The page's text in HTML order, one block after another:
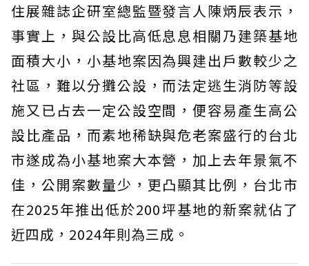
住展雜誌企研室總監暨發言人陳炳辰表示，
事實上，與公設比高低息息相關乃建築基地
面積大小，小基地案因為興建出戶數較少之
社區，難以分攤公設，而法定逃生消防等設
施又已占去一定公設空間，便容易產生高公
設比產品，而素地稀缺與危老案盛行的台北
市遂成為小基地案大本營，加上去年景氣不
佳，公開案數量少，更凸顯其比例，台北市
在2025年推出低於200坪基地的新案就佔了
近四成，2024年則為三成。